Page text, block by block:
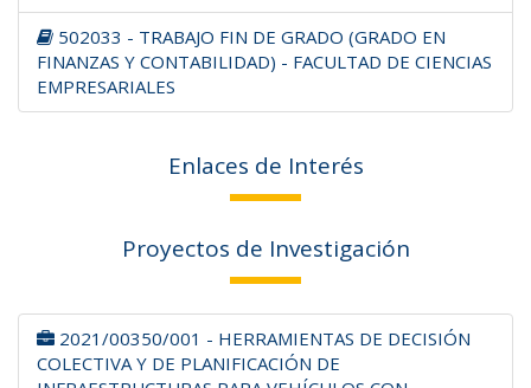
502033 - TRABAJO FIN DE GRADO (GRADO EN
FINANZAS Y CONTABILIDAD) - FACULTAD DE CIENCIAS
EMPRESARIALES
Enlaces de Interés
Proyectos de Investigación
2021/00350/001 - HERRAMIENTAS DE DECISIÓN
COLECTIVA Y DE PLANIFICACIÓN DE